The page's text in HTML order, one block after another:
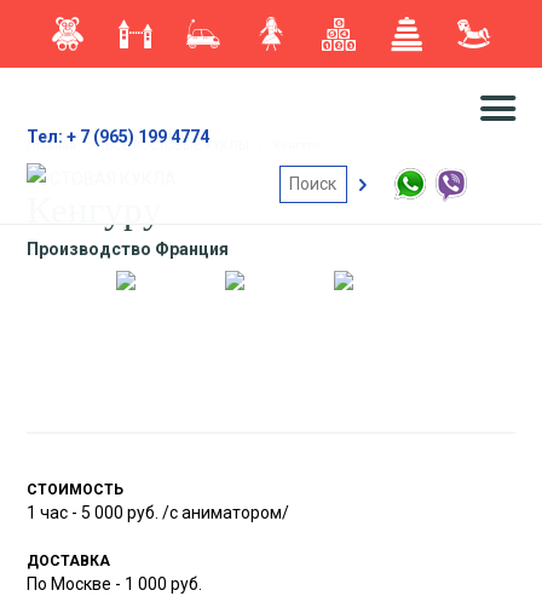
Тел: + 7 (965) 199 4774
Главная / ВСЕ РОСТОВЫЕ КУКЛЫ
РОСТОВАЯ КУКЛА
Производство Франция
СТОИМОСТЬ
1 час - 5 000 руб. /с аниматором/
ДОСТАВКА
По Москве - 1 000 руб.